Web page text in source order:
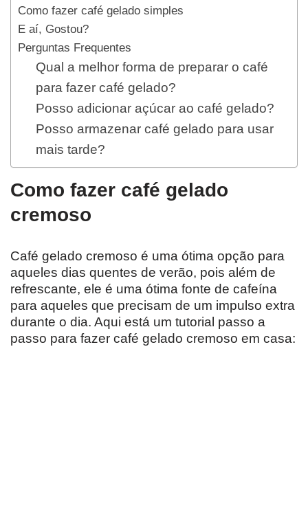
Como fazer café gelado simples
E aí, Gostou?
Perguntas Frequentes
Qual a melhor forma de preparar o café
para fazer café gelado?
Posso adicionar açúcar ao café gelado?
Posso armazenar café gelado para usar
mais tarde?
Como fazer café gelado
cremoso
Café gelado cremoso é uma ótima opção para
aqueles dias quentes de verão, pois além de
refrescante, ele é uma ótima fonte de cafeína
para aqueles que precisam de um impulso extra
durante o dia. Aqui está um tutorial passo a
passo para fazer café gelado cremoso em casa: